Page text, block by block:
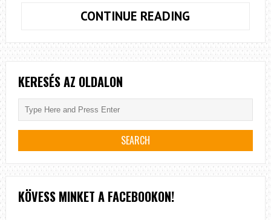
CONTINUE READING LÁTHATATLAN
A
LÁTÓKÉPI
NYÁR
KERESÉS AZ OLDALON
KÖVESS MINKET A FACEBOOKON!